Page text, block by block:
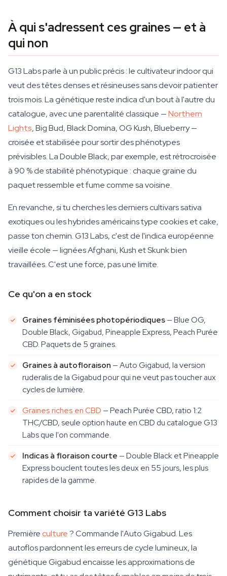
À qui s'adressent ces graines — et à
qui non
G13 Labs parle à un public précis : le cultivateur indoor qui
veut des têtes denses et résineuses sans devoir patienter
trois mois. La génétique reste indica d'un bout à l'autre du
catalogue, avec une parentalité classique —Northern
Lights, Big Bud, Black Domina, OG Kush, Blueberry —
croisée et stabilisée pour sortir des phénotypes
prévisibles. La Double Black, par exemple, est rétrocroisée
à 90 % de stabilité phénotypique : chaque graine du
paquet ressemble et fume comme sa voisine.
En revanche, si tu cherches les derniers cultivars sativa
exotiques ou les hybrides américains type cookies et cake,
passe ton chemin. G13 Labs, c'est de l'indica européenne
vieille école — lignées Afghani, Kush et Skunk bien
travaillées. C'est une force, pas une limite.
Ce qu'on a en stock
Graines féminisées photopériodiques— Blue OG,
Double Black, Gigabud, Pineapple Express, Peach Purée
CBD. Paquets de 5 graines.
Graines à autofloraison — Auto Gigabud, la version
ruderalis de la Gigabud pour qui ne veut pas toucher aux
cycles de lumière.
Graines riches en CBD — Peach Purée CBD, ratio 1:2
THC/CBD, seule option haute en CBD du catalogue G13
Labs que l'on commande.
Indicas à floraison courte — Double Black et Pineapple
Express bouclent toutes les deux en 55 jours, les plus
rapides de la gamme.
Comment choisir ta variété G13 Labs
Premièreculture? Commande l'Auto Gigabud. Les
autoflos pardonnent les erreurs de cycle lumineux, la
génétique Gigabud encaisse les approximations de